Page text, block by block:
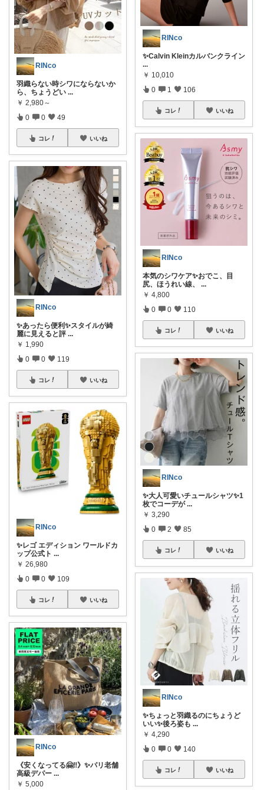
RINco
羽織らない時シワにならないか
ら、ちょうどい ...
￥ 2,980～
0 0 49
コレ いいね
RINco
✨あったら便利✨スタイルが綺
麗に見えると評 ...
￥ 1,990
0 0 119
コレ いいね
RINco
✨レゴ エディション ワールドカ
ップ公式ト ...
￥ 26,980
0 0 109
コレ いいね
RINco
《安くなってる🤗‼️》✨パリ老舗
高級デパー ...
￥ 5,000
RINco
✨Calvin Kleinカルバンクライン
...
￥ 10,010
0 1 106
コレ いいね
RINco
本気のシワケア✨おでこ、目
尻、ほうれい線、
...
￥ 4,800
0 0 110
コレ いいね
RINco
✨大人可愛いチュールシャツ✨1
枚でコーデが ...
￥ 3,290
0 2 85
コレ いいね
RINco
✨ちょっと羽織るのにちょうど
いい✨後ろ姿も ...
￥ 4,290
0 0 140
コレ いいね